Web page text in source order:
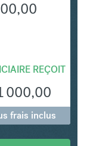
REÇOIT
000,00
frais inclus